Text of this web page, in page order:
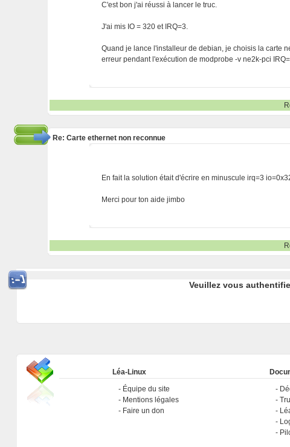
C'est bon j'ai réussi à lancer le truc.
J'ai mis IO = 320 et IRQ=3.
Quand je lance l'installeur de debian, je choisis la carte
erreur pendant l'exécution de modprobe -v ne2k-pci
Re: Carte ethernet non reconnue
En fait la solution était d'écrire en minuscule irq=3
Merci pour ton aide jimbo
Veuillez vous
Léa-Linux
Équipe du site
Mentions légales
Faire un don